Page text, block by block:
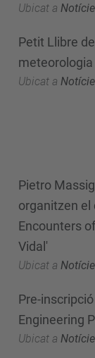
Ubicat a
Petit Llibre
meteorologia
Ubicat a
Pietro
organitzen el
Encounters
Vidal'
Ubicat a
Pre-
Engineering
Ubicat a